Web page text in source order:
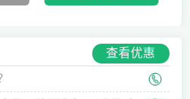
查看优惠